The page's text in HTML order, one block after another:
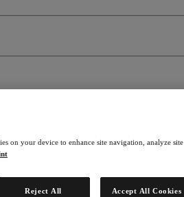
on your device to enhance site navigation, analyze site
Reject All Accept All Cookies